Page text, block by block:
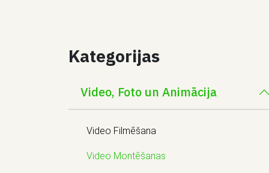
Kategorijas
Video, Foto un Animācija
Video Filmēšana
Video Montēšanas